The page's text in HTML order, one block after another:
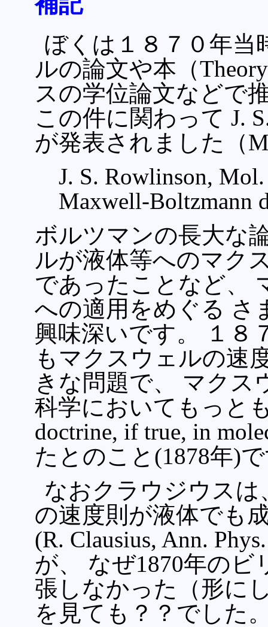
ぼくは１８７０年当
ルの論文や本（
スの学位論文などで
この件に関わって J.
が発表されました（
J. S. Rowlinson,
Maxwell-Boltzmann
ボルツマンの長大な
ルが液体等へのマク
であったことなど、
への適用をめぐる さ
興味深いです。 １８
もマクスウェルの速
きな問題で、 マクス
科学においてもっと
doctrine, if true, in
たとのこと(1878年)
なおクラウジウスは
の速度則が液体でも
(R. Clausius, Ann.
が、 なぜ1870年の
張しなかった（形に
を見ても？？でした